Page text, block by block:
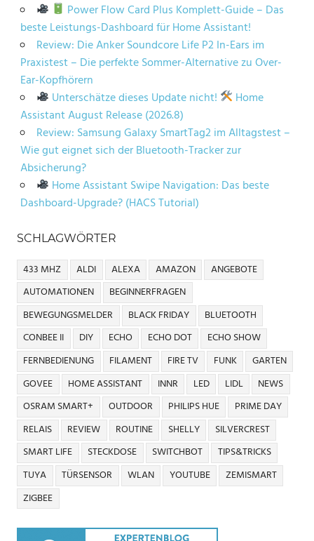
Power Flow Card Plus Komplett-Guide – Das
beste Leistungs-Dashboard für Home Assistant!
Review: Die Anker Soundcore Life P2 In-Ears im
Praxistest – Die perfekte Sommer-Alternative zu Over-
Ear-Kopfhörern
Unterschätze dieses Update nicht!
Home
Assistant August Release (2026.8)
Review: Samsung Galaxy SmartTag2 im Alltagstest –
Wie gut eignet sich der Bluetooth-Tracker zur
Absicherung?
Home Assistant Swipe Navigation: Das beste
Dashboard-Upgrade? (HACS Tutorial)
SCHLAGWÖRTER
433 MHZ ALDI ALEXA AMAZON
ANGEBOTE
AUTOMATIONEN
BEGINNERFRAGEN
BEWEGUNGSMELDER
BLACK FRIDAY
BLUETOOTH
CONBEE II
DIY ECHO ECHO DOT
ECHO SHOW
FERNBEDIENUNG
FILAMENT FIRE TV FUNK
GARTEN
GOVEE
HOME ASSISTANT INNR LED LIDL
NEWS
OSRAM SMART+
OUTDOOR PHILIPS HUE
PRIME DAY
RELAIS
REVIEW ROUTINE SHELLY
SILVERCREST
SMART LIFE
STECKDOSE SWITCHBOT
TIPS&TRICKS
TUYA
TÜRSENSOR WLAN YOUTUBE
ZEMISMART
ZIGBEE